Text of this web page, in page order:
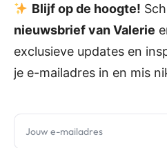
Blijf op de hoogte!
nieuwsbrief van Valerie
exclusieve updates en
je e-mailadres in en mis